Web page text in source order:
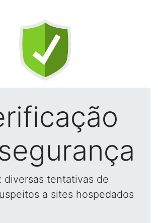
diversas tentativas de
a sites hospedados